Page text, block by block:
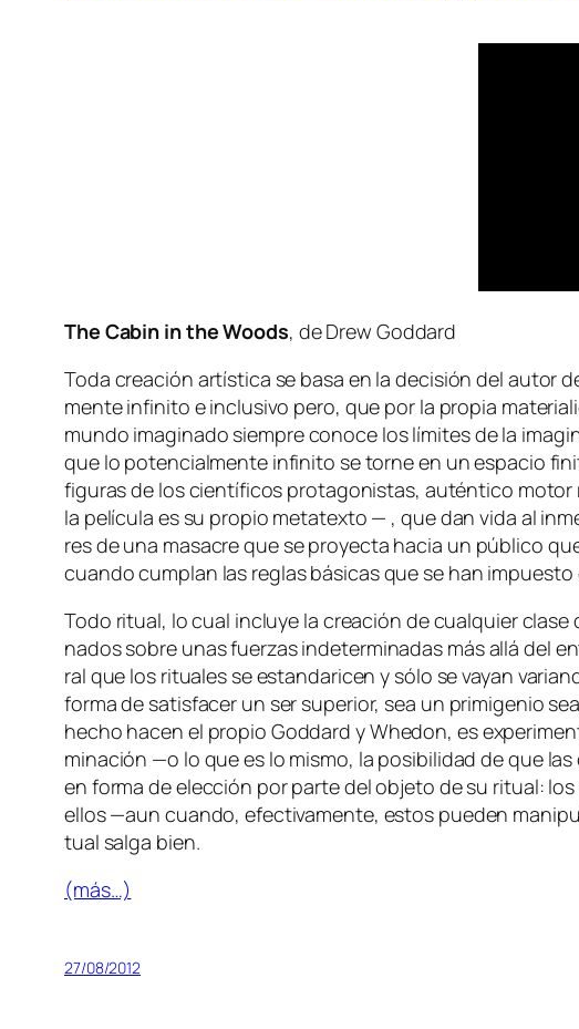
The Cabin in the Woods, de Drew Goddard
Toda crea­ción ar­tís­ti­ca se ba­sa en la de­ci­sión del au­tor
men­te in­fi­ni­to e in­clu­si­vo pe­ro, que por la pro­pia
mun­do ima­gi­na­do siem­pre co­no­ce los lí­mi­tes de la
que lo po­ten­cial­men­te in­fi­ni­to se tor­ne en un es­pa­cio
fi­gu­ras de los cien­tí­fi­cos pro­ta­go­nis­tas, au­tén­ti­co
la pe­lí­cu­la es su pro­pio me­ta­tex­to — , que dan vi­da al
res de una ma­sa­cre que se pro­yec­ta ha­cia un pú­bli­co
cuan­do cum­plan las re­glas bá­si­cas que se han im­pues­to
Todo ri­tual, lo cual in­clu­ye la crea­ción de cual­quier
na­dos so­bre unas fuer­zas in­de­ter­mi­na­das más allá del
ral que los ri­tua­les se es­tan­da­ri­cen y só­lo se va­yan
for­ma de sa­tis­fa­cer un ser su­pe­rior, sea un pri­mi­ge­nio
he­cho ha­cen el pro­pio Goddard y Whedon, es
mi­na­ción —o lo que es lo mis­mo, la po­si­bi­li­dad de que
en for­ma de elec­ción por par­te del ob­je­to de su ri­tual:
ellos —aun cuan­do, efec­ti­va­men­te, es­tos pue­den
tual sal­ga bien.
(más…)
27/08/2012